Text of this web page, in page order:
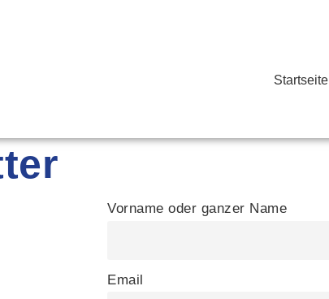
Startseite
Vorname oder ganzer Name
Email